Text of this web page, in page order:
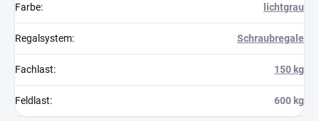
Farbe: lichtgrau
Regalsystem: Schraubregale
Fachlast: 150 kg
Feldlast: 600 kg